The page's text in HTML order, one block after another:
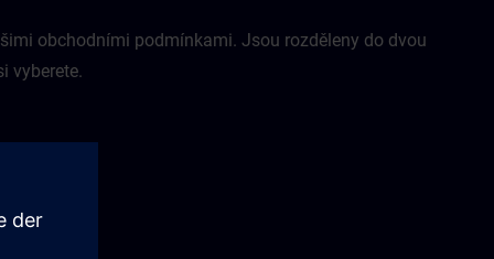
obchodními podmínkami. Jsou rozděleny do dvou
vyberete.